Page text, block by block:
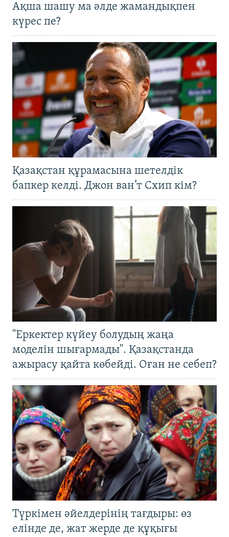
Ақша шашу ма әлде жамандықпен
күрес пе?
Қазақстан құрамасына шетелдік
бапкер келді. Джон ван’т Схип кім?
"Еркектер күйеу болудың жаңа
моделін шығармады". Қазақстанда
ажырасу қайта көбейді. Оған не себеп?
Түркімен әйелдерінің тағдыры: өз
елінде де, жат жерде де құқығы